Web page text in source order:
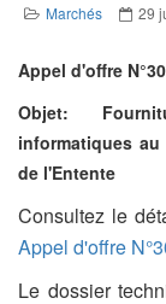
Marchés 29
Appel d'offre
Objet:
informatiques
de l'Entente
Consultez le
Appel d'offre
Le dossier